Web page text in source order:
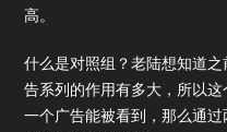
高。
什么是对照组？老陆想知道
告系列的作用有多大，所以
一个广告能被看到，那么通